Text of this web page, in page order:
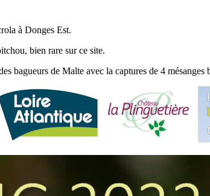
à Donges Est.
bien rare sur ce site.
bagueurs de Malte avec la captures de 4 mésanges